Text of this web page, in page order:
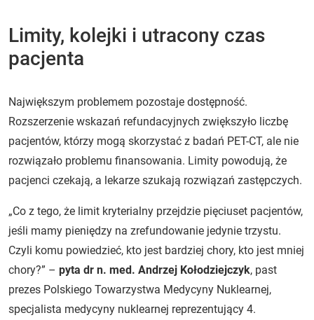
Limity, kolejki i utracony czas
pacjenta
Największym problemem pozostaje dostępność.
Rozszerzenie wskazań refundacyjnych zwiększyło liczbę
pacjentów, którzy mogą skorzystać z badań PET-CT, ale nie
rozwiązało problemu finansowania. Limity powodują, że
pacjenci czekają, a lekarze szukają rozwiązań zastępczych.
„Co z tego, że limit kryterialny przejdzie pięciuset pacjentów,
jeśli mamy pieniędzy na zrefundowanie jedynie trzystu.
Czyli komu powiedzieć, kto jest bardziej chory, kto jest mniej
chory?” – pyta dr n. med. Andrzej Kołodziejczyk, past
prezes Polskiego Towarzystwa Medycyny Nuklearnej,
specjalista medycyny nuklearnej reprezentujący 4.